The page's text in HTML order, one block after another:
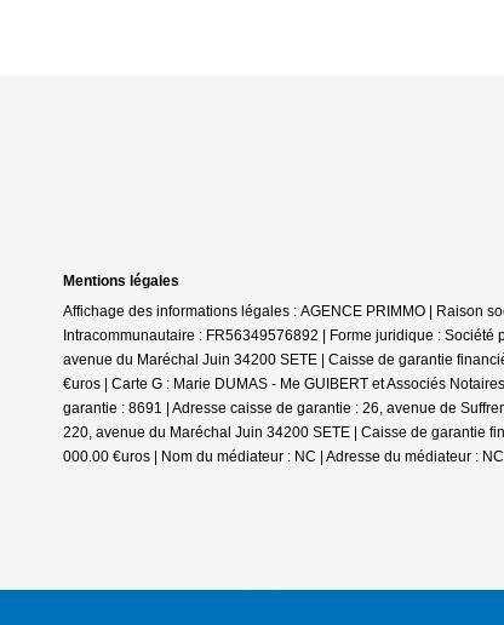
Mentions légales
Affichage des informations légales : AGENCE PRIMMO | Raison
Intracommunautaire : FR56349576892 | Forme juridique :
avenue du Maréchal Juin 34200 SETE | Caisse de garantie
€uros | Carte G : Marie DUMAS - Me GUIBERT et Associés
garantie : 8691 | Adresse caisse de garantie : 26, avenue de
220, avenue du Maréchal Juin 34200 SETE | Caisse de garantie
000.00 €uros | Nom du médiateur : NC | Adresse du médiateur :